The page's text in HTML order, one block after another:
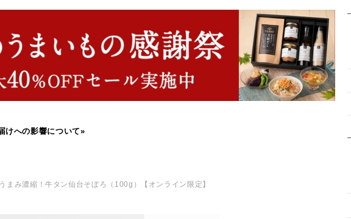
けへの影響について»
まみ濃縮！牛タン仙台そぼろ（100g）【オンライン限定】